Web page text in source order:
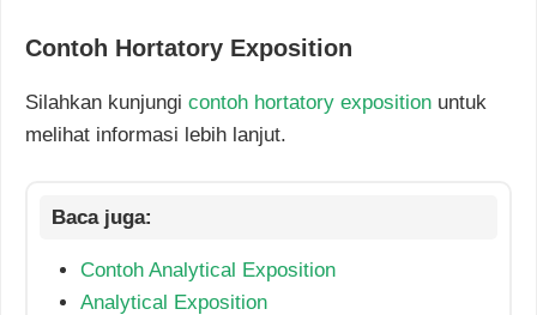
Contoh Hortatory Exposition
Silahkan kunjungi contoh hortatory exposition untuk
melihat informasi lebih lanjut.
Contoh Analytical Exposition
Analytical Exposition